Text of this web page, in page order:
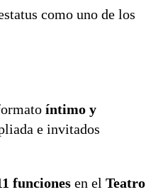
como uno de los
íntimo y
e invitados
funciones en el Teatro